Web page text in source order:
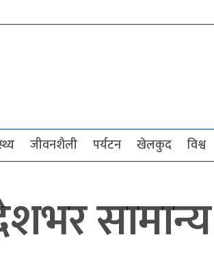
जीवनशैली पर्यटन खेलकुद विश्व